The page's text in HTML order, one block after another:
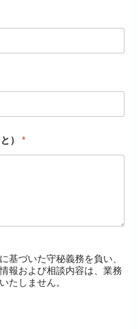
と）*
基づいた守秘義務を負い、
報および相談内容は、業務
たしません。